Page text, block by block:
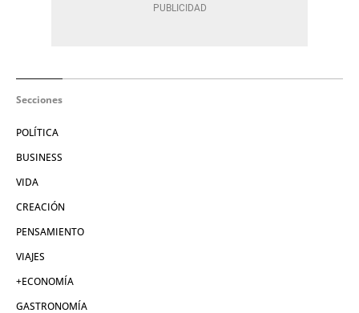
Secciones
POLÍTICA
BUSINESS
VIDA
CREACIÓN
PENSAMIENTO
VIAJES
+ECONOMÍA
GASTRONOMÍA